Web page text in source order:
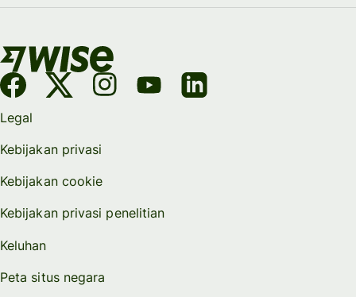
Legal
Kebijakan privasi
Kebijakan cookie
Kebijakan privasi penelitian
Keluhan
Peta situs negara